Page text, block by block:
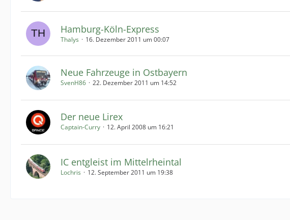
Hamburg-Köln-Express
Thalys 16. Dezember 2011 um 00:07
Neue Fahrzeuge in Ostbayern
SvenH86 22. Dezember 2011 um 14:52
Der neue Lirex
Captain-Curry 12. April 2008 um 16:21
IC entgleist im Mittelrheintal
Lochris 12. September 2011 um 19:38